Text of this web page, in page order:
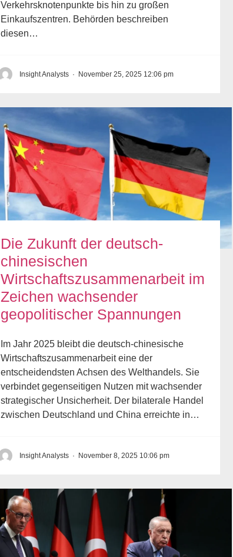
Verkehrsknotenpunkte bis hin zu großen
Einkaufszentren. Behörden beschreiben
diesen…
Insight Analysts · November 25, 2025 12:06 pm
Die Zukunft der deutsch-
chinesischen
Wirtschaftszusammenarbeit im
Zeichen wachsender
geopolitischer Spannungen
Im Jahr 2025 bleibt die deutsch-chinesische
Wirtschaftszusammenarbeit eine der
entscheidendsten Achsen des Welthandels. Sie
verbindet gegenseitigen Nutzen mit wachsender
strategischer Unsicherheit. Der bilaterale Handel
zwischen Deutschland und China erreichte in…
Insight Analysts · November 8, 2025 10:06 pm